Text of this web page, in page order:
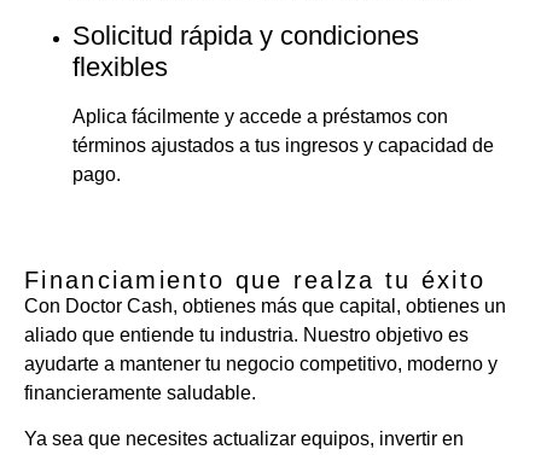
Solicitud rápida y condiciones
flexibles
Aplica fácilmente y accede a préstamos con
términos ajustados a tus ingresos y capacidad de
pago.
Financiamiento que realza tu éxito
Con Doctor Cash, obtienes más que capital, obtienes un
aliado que entiende tu industria. Nuestro objetivo es
ayudarte a mantener tu negocio competitivo, moderno y
financieramente saludable.
Ya sea que necesites actualizar equipos, invertir en